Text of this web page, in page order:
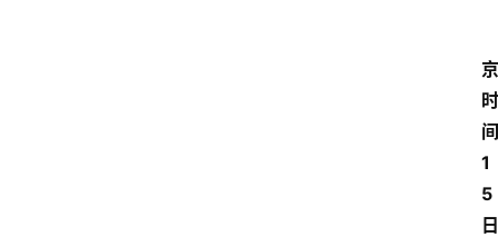
京
时
间
1
5
日